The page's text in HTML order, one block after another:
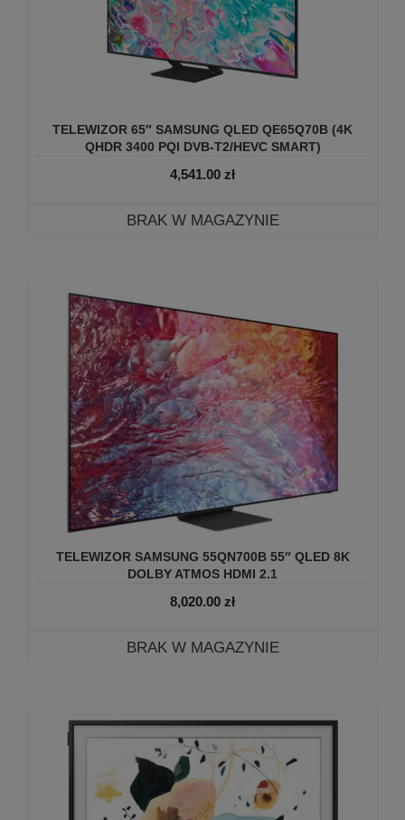
TELEWIZOR 65″ SAMSUNG QLED QE65Q70B (4K
QHDR 3400 PQI DVB-T2/­HEVC SMART)
4,541.00 zł
BRAK W MAGAZYNIE
TELEWIZOR SAMSUNG 55QN700B 55″ QLED 8K
DOLBY ATMOS HDMI 2.1
8,020.00 zł
BRAK W MAGAZYNIE